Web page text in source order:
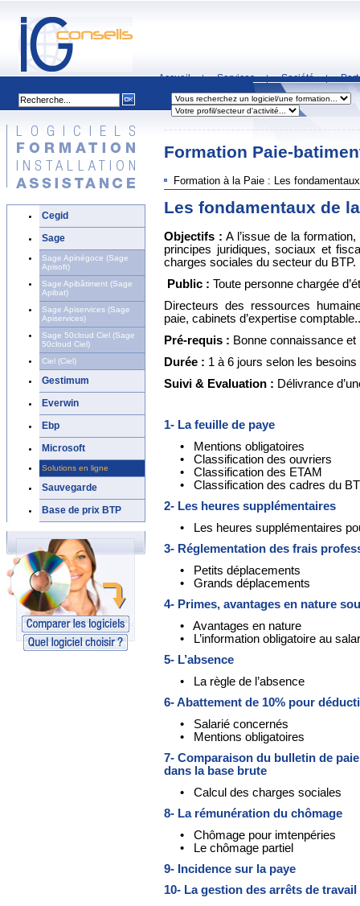
Accueil | Services | Société |
Cegid
Sage
Sage Apinégoce (Sage
Apisoft)
Sage Apibâtiment (Sage
Apibat)
Sage Apiservices (Sage
Apiservices)
Sage 50cloud Ciel (Sage
50cloud Ciel)
Ciel (Ciel)
Gestimum
Everwin
Ebp
Microsoft
Solutions en ligne
Sauvegarde
Base de prix BTP
Formation Paie-
Formation à la Paie : Les
Les fondamentaux de
Objectifs : A l’issue de la
principes juridiques, sociaux et
charges sociales du secteur du BTP.
Public : Toute personne chargée
Directeurs des ressources
paie, cabinets d’expertise
Pré-requis : Bonne connaissance et
Durée : 1 à 6 jours selon les besoins
Suivi & Evaluation : Délivrance
1- La feuille de paye
• Mentions obligatoires
• Classification des ouvriers
• Classification des ETAM
• Classification des cadres du
2- Les heures supplémentaires
• Les heures supplémentaires
3- Réglementation des frais
• Petits déplacements
• Grands déplacements
4- Primes, avantages en nature
• Avantages en nature
• L’information obligatoire au
5- L’absence
• La règle de l’absence
6- Abattement de 10% pour
• Salarié concernés
• Mentions obligatoires
7- Comparaison du bulletin de
dans la base brute
• Calcul des charges sociales
8- La rémunération du chômage
• Chômage pour imtenpéries
• Le chômage partiel
9- Incidence sur la paye
10- La gestion des arrêts de travail